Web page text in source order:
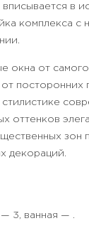
в
комплекса
окна от
посторонних
оттенков
зон
декораций.
3, ванная — .